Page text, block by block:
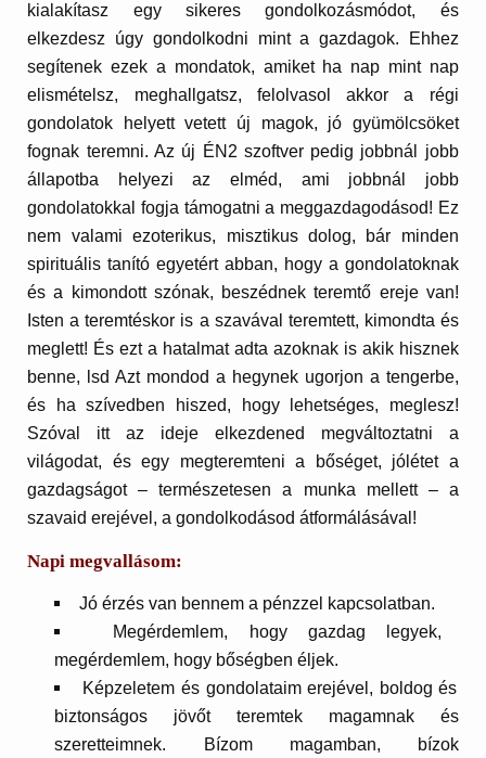
kialakítasz egy sikeres gondolkozásmódot, és
elkezdesz úgy gondolkodni mint a gazdagok. Ehhez
segítenek ezek a mondatok, amiket ha nap mint nap
elismételsz, meghallgatsz, felolvasol akkor a régi
gondolatok helyett vetett új magok, jó gyümölcsöket
fognak teremni. Az új ÉN2 szoftver pedig jobbnál jobb
állapotba helyezi az elméd, ami jobbnál jobb
gondolatokkal fogja támogatni a meggazdagodásod! Ez
nem valami ezoterikus, misztikus dolog, bár minden
spirituális tanító egyetért abban, hogy a gondolatoknak
és a kimondott szónak, beszédnek teremtő ereje van!
Isten a teremtéskor is a szavával teremtett, kimondta és
meglett! És ezt a hatalmat adta azoknak is akik hisznek
benne, lsd Azt mondod a hegynek ugorjon a tengerbe,
és ha szívedben hiszed, hogy lehetséges, meglesz!
Szóval itt az ideje elkezdened megváltoztatni a
világodat, és egy megteremteni a bőséget, jólétet a
gazdagságot – természetesen a munka mellett – a
szavaid erejével, a gondolkodásod átformálásával!
Napi megvallásom:
Jó érzés van bennem a pénzzel kapcsolatban.
Megérdemlem, hogy gazdag legyek,
megérdemlem, hogy bőségben éljek.
Képzeletem és gondolataim erejével, boldog és
biztonságos jövőt teremtek magamnak és
szeretteimnek. Bízom magamban, bízok